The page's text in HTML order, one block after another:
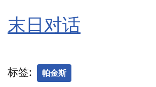
末日对话
标签: 帕金斯